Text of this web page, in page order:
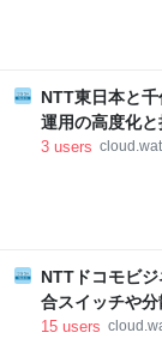
NTT東日本と
運用の高度化
3 users
NTTドコモビ
合スイッチや
展示
15 users